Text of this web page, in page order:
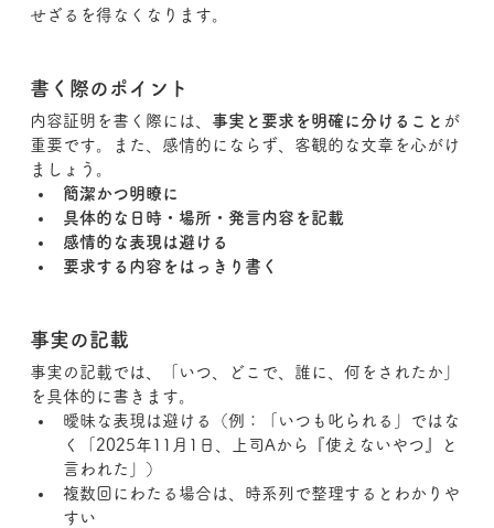
せざるを得なくなります。
書く際のポイント
内容証明を書く際には、 事実と要求を明確に分けること が
重要です。また、感情的にならず、客観的な文章を心がけ
ましょう。
簡潔かつ明瞭に
具体的な日時・場所・発言内容を記載
感情的な表現は避ける
要求する内容をはっきり書く
事実の記載
事実の記載では、「いつ、どこで、誰に、何をされたか」
を具体的に書きます。
曖昧な表現は避ける（例：「いつも叱られる」ではな
く「2025年11月1日、上司Aから『使えないやつ』と
言われた」）
複数回にわたる場合は、時系列で整理するとわかりや
すい